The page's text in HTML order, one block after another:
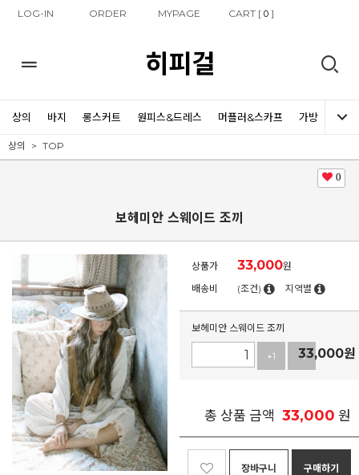
LOG-IN ORDER MYPAGE CART [0 ]
히피걸
상의 바지 롱스커트 원피스&드레스 머플러&스카프 가방 신발
상의 TOP
0
보헤미안 스웨이드 조끼
상품가 33,000원
배송비
(조건) 지역별
보헤미안 스웨이드 조끼
+1 -1
33,000원
총 상품 금액 33,000 원
장바구니 구매하기